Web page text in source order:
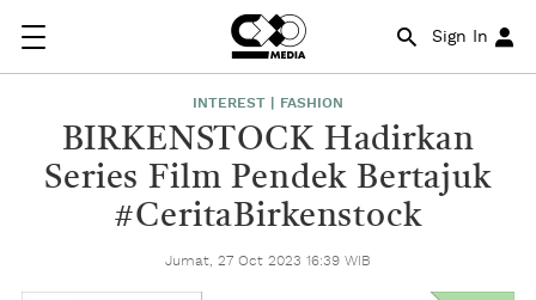
Sign In
INTEREST | FASHION
BIRKENSTOCK Hadirkan
Series Film Pendek Bertajuk
#CeritaBirkenstock
Jumat, 27 Oct 2023 16:39 WIB